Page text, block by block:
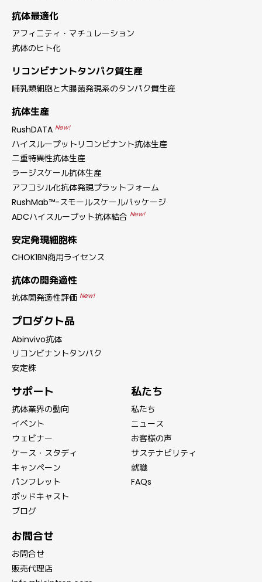
抗体最適化
アフィニティ・マチュレーション
抗体のヒト化
リコンビナントタンパク質生産
哺乳類細胞と大腸菌発現系のタンパク質生産
抗体生産
RushDATA New!
ハイスループットリコンビナント抗体生産
二重特異性抗体生産
ラージスケール抗体生産
アフコシル化抗体発現プラットフォーム
RushMab™-スモールスケールパッケージ
ADCハイスループット抗体結合 New!
安定発現細胞株
CHOK1BN商用ライセンス
抗体の開発適性
抗体開発適性評価 New!
プロダクト品
Abinvivo抗体
リコンビナントタンパク
安定株
サポート
抗体業界の動向
イベント
ウェビナー
ケース・スタディ
キャンペーン
パンフレット
ポッドキャスト
ブログ
私たち
私たち
ニュース
お客様の声
サステナビリティ
就職
FAQs
お問合せ
お問合せ
販売代理店